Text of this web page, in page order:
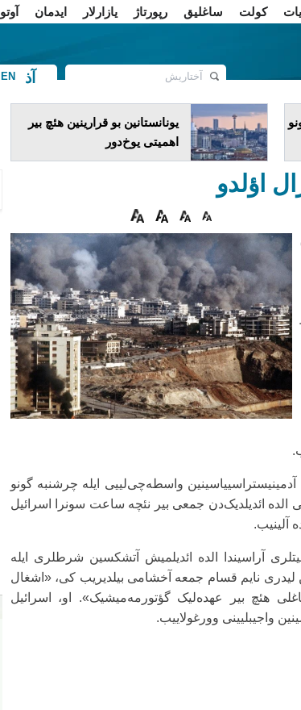
کولت ساغلیق رپورتاژ یازارلار ایدمان آوتو
EN آذ
یونانستانین بو قرارینین هئچ بیر
اهمیتی یوخ‌دور
اؤلدو
آدمینیستراسییاسینین واسطه‌چی‌لییی ایله چرشنبه گونو
الده ائدیلدیک‌دن جمعی بیر نئچه ساعت سونرا اسرائیل
آلینیب.
آراسیندا الده ائدیلمیش آتشکسین شرطلری ایله
لیدری نایم قسام جمعه آخشامی بیلدیریب کی، «اشغال
هئچ بیر عهده‌لیک گؤتورمه‌میشیک». او، اسرائیل
واجیبلیینی وورغولاییب.